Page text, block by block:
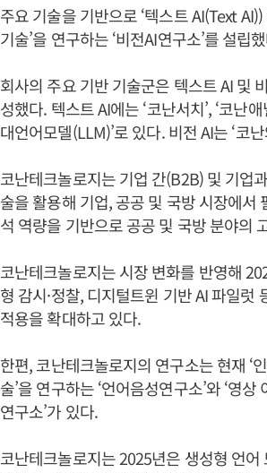
주요 기술을 기반으로 ‘텍스트 AI(Text
기술’을 연구하는 ‘비전AI연구소’를 설립
회사의 주요 기반 기술군은 텍스트 AI 및
성했다. 텍스트 AI에는 ‘코난서치’, ‘코난
대언어모델(LLM)’로 있다. 비전 AI는 ‘코
코난테크놀로지는 기업 간(B2B) 및 기업
술을 활용해 기업, 공공 및 국방 시장에서
석 역량을 기반으로 공공 및 국방 분야의
코난테크놀로지는 시장 변화를 반영해
형 감시·정찰, 디지털트윈 기반 AI 파일럿
적용을 확대하고 있다.
한편, 코난테크놀로지의 연구소는 현재
술’을 연구하는 ‘언어음성연구소’와 ‘영
연구소’가 있다.
코난테크놀로지는 2025년은 생성형 언